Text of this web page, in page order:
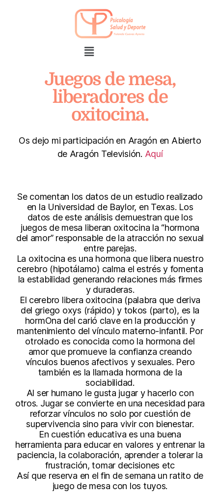
Juegos de mesa,
liberadores de
oxitocina.
Os dejo mi participación en Aragón en Abierto
de Aragón Televisión. Aquí
Se comentan los datos de un estudio realizado
en la Universidad de Baylor, en Texas. Los
datos de este análisis demuestran que los
juegos de mesa liberan oxitocina la “hormona
del amor” responsable de la atracción no sexual
entre parejas.
La oxitocina es una hormona que libera nuestro
cerebro (hipotálamo) calma el estrés y fomenta
la estabilidad generando relaciones más firmes
y duraderas.
El cerebro libera oxitocina (palabra que deriva
del griego oxys (rápido) y tokos (parto), es la
hormOna del carió clave en la producción y
mantenimiento del vínculo materno-infantil. Por
otrolado es conocida como la hormona del
amor que promueve la confianza creando
vínculos buenos afectivos y sexuales. Pero
también es la llamada hormona de la
sociabilidad.
Al ser humano le gusta jugar y hacerlo con
otros. Jugar se convierte en una necesidad para
reforzar vínculos no solo por cuestión de
supervivencia sino para vivir con bienestar.
En cuestión educativa es una buena
herramienta para educar en valores y entrenar la
paciencia, la colaboración, aprender a tolerar la
frustración, tomar decisiones etc
Así que reserva en el fin de semana un ratito de
juego de mesa con los tuyos.